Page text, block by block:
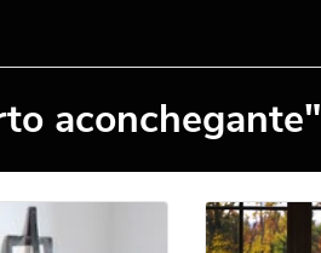
aconchegante"